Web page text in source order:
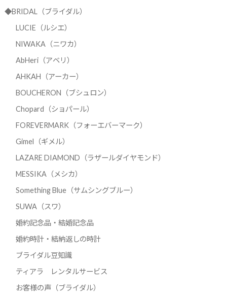
◆BRIDAL（ブライダル）
LUCIE（ルシエ）
NIWAKA（ニワカ）
AbHeri（アベリ）
AHKAH（アーカー）
BOUCHERON（ブシュロン）
Chopard（ショパール）
FOREVERMARK（フォーエバーマーク）
Gimel（ギメル）
LAZARE DIAMOND（ラザールダイヤモンド）
MESSIKA（メシカ）
Something Blue（サムシングブルー）
SUWA（スワ）
婚約記念品・結婚記念品
婚約時計・結納返しの時計
ブライダル豆知識
ティアラ レンタルサービス
お客様の声（ブライダル）